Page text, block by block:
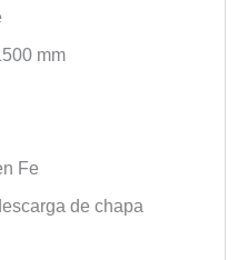
mm
Fe
de chapa